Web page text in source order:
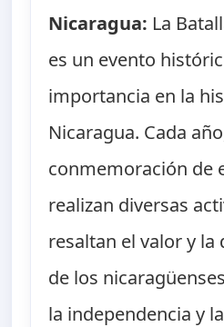
Nicaragua: La
es un evento
importancia en la
Nicaragua. Cada
conmemoración de
realizan diversas
resaltan el valor y
de los
la independencia y